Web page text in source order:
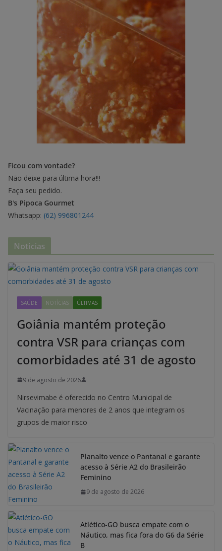
Ficou com vontade?
Não deixe para última hora!!!
Faça seu pedido.
B's Pipoca Gourmet
Whatsapp: (62) 996801244
Notícias
SAÚDE NOTÍCIAS ÚLTIMAS
Goiânia mantém proteção
contra VSR para crianças com
comorbidades até 31 de agosto
9 de agosto de 2026
Nirsevimabe é oferecido no Centro Municipal de
Vacinação para menores de 2 anos que integram os
grupos de maior risco
Planalto vence o Pantanal e garante
acesso à Série A2 do Brasileirão
Feminino
9 de agosto de 2026
Atlético-GO busca empate com o
Náutico, mas fica fora do G6 da Série
B